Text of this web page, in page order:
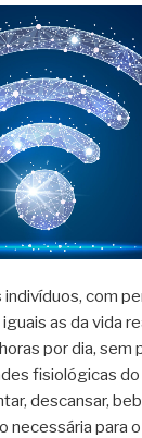
com
as da vida
por dia, sem
fisiológicas
descansar,
necessária para